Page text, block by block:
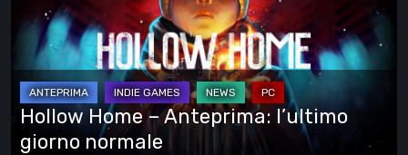
Anteprima:
l’ultimo
giorno
normale
Hollow Home – Anteprima: l’ultimo
giorno normale